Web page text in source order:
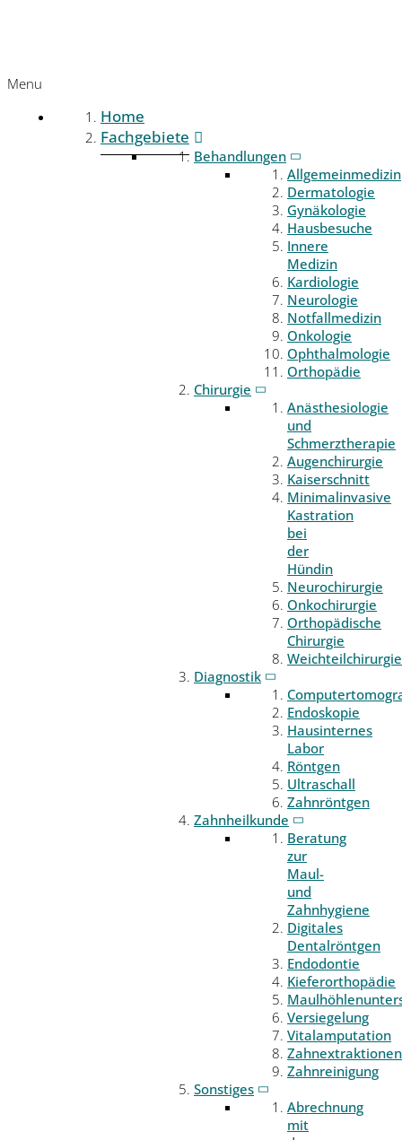
Menu
Home
Fachgebiete
Behandlungen
Allgemeinmedizin
Dermatologie
Gynäkologie
Hausbesuche
Innere
Medizin
Kardiologie
Neurologie
Notfallmedizin
Onkologie
Ophthalmologie
Orthopädie
Chirurgie
Anästhesiologie
und
Schmerztherapie
Augenchirurgie
Kaiserschnitt
Minimalinvasive
Kastration
bei
der
Hündin
Neurochirurgie
Onkochirurgie
Orthopädische
Chirurgie
Weichteilchirurgie
Diagnostik
Endoskopie
Hausinternes
Labor
Röntgen
Ultraschall
Zahnröntgen
Zahnheilkunde
Beratung
zur
Maul-
und
Zahnhygiene
Digitales
Dentalröntgen
Endodontie
Kieferorthopädie
Versiegelung
Vitalamputation
Zahnextraktionen
Zahnreinigung
Sonstiges
Abrechnung
mit